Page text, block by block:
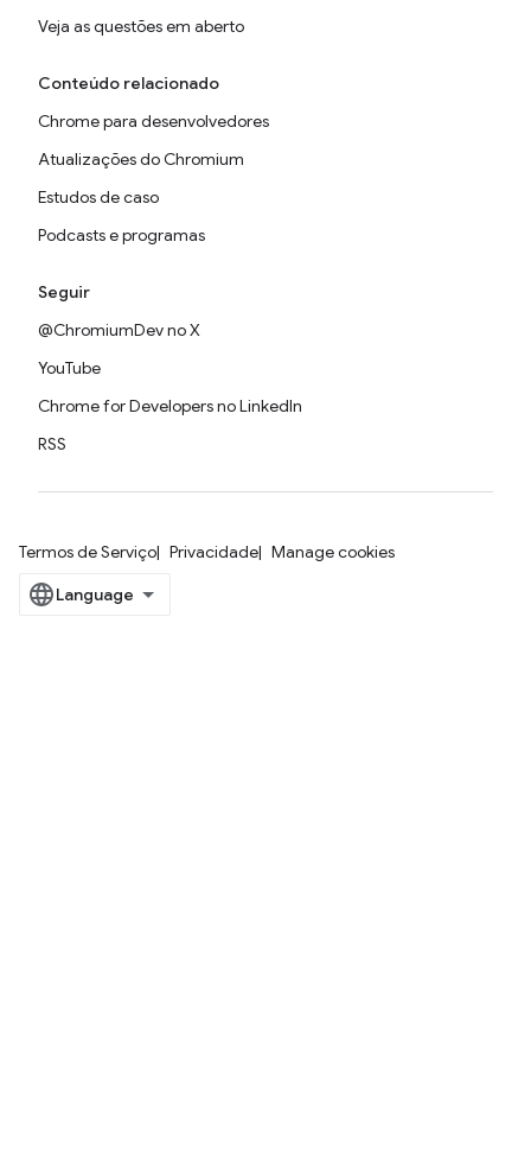
Veja as questões em aberto
Conteúdo relacionado
Chrome para desenvolvedores
Atualizações do Chromium
Estudos de caso
Podcasts e programas
Seguir
@ChromiumDev no X
YouTube
Chrome for Developers no LinkedIn
RSS
Termos de Serviço Privacidade Manage cookies